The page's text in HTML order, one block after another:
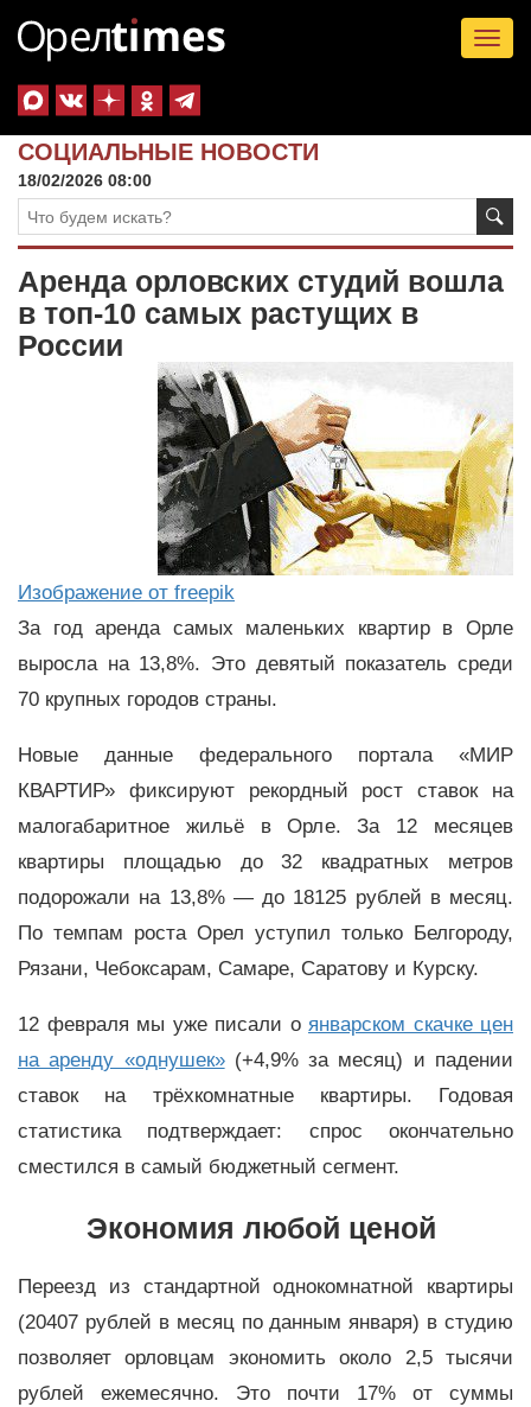
СОЦИАЛЬНЫЕ НОВОСТИ
18/02/2026 08:00
Аренда орловских студий вошла
в топ-10 самых растущих в
России
Изображение от freepik
За год аренда самых маленьких квартир в Орле
выросла на 13,8%. Это девятый показатель среди
70 крупных городов страны.
Новые данные федерального портала «МИР
КВАРТИР» фиксируют рекордный рост ставок на
малогабаритное жильё в Орле. За 12 месяцев
квартиры площадью до 32 квадратных метров
подорожали на 13,8% — до 18125 рублей в месяц.
По темпам роста Орел уступил только Белгороду,
Рязани, Чебоксарам, Самаре, Саратову и Курску.
12 февраля мы уже писали о январском скачке цен
на аренду «однушек»(+4,9% за месяц) и падении
ставок на трёхкомнатные квартиры. Годовая
статистика подтверждает: спрос окончательно
сместился в самый бюджетный сегмент.
Экономия любой ценой
Переезд из стандартной однокомнатной квартиры
(20407 рублей в месяц по данным января) в студию
позволяет орловцам экономить около 2,5 тысячи
рублей ежемесячно. Это почти 17% от суммы